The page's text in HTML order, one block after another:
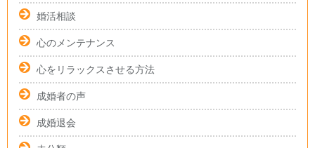
婚活相談
心のメンテナンス
心をリラックスさせる方法
成婚者の声
成婚退会